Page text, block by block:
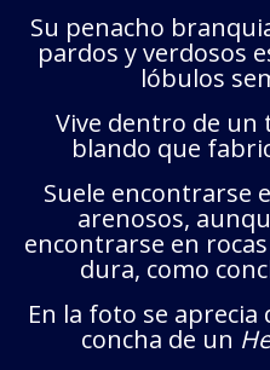
Su penacho
pardos y verdosos
lóbulos
Vive dentro de
blando que
Suele encontrarse
arenosos,
encontrarse en
dura, como
En la foto se
concha de un